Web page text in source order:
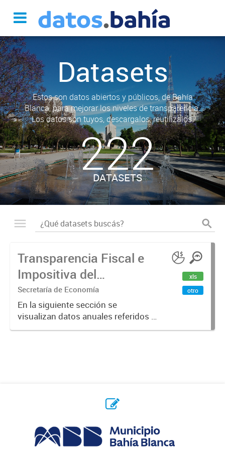
Datasets
Estos son datos abiertos y públicos, de Bahía
Blanca, para mejorar los niveles de transparencia.
Los datos son tuyos, descargalos, reutilizalos.
222
DATASETS
Transparencia Fiscal e
Impositiva del
Municipio. Año 2023
Secretaría de Economía
En la siguiente sección se
visualizan datos anuales referidos a
la transparencia fiscal e impositiva
xls
otro